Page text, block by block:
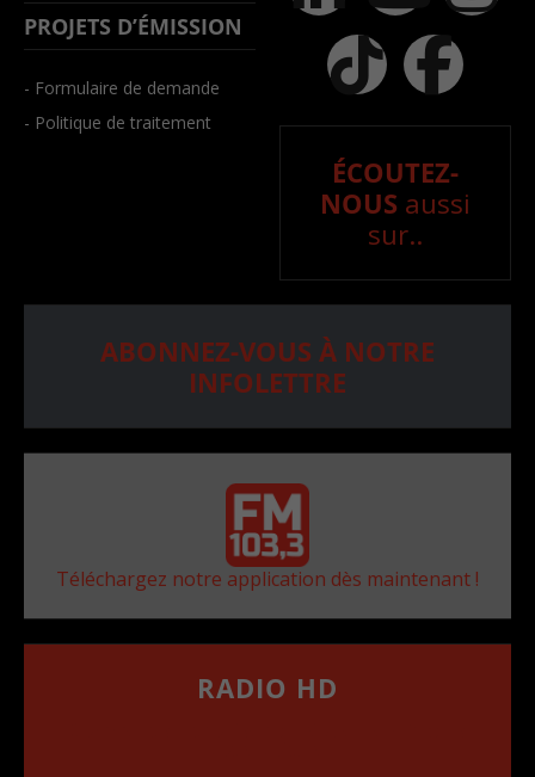
PROJETS D’ÉMISSION
- Formulaire de demande
- Politique de traitement
ÉCOUTEZ-
NOUS aussi
sur..
ABONNEZ-VOUS À NOTRE
INFOLETTRE
Téléchargez notre application dès maintenant !
RADIO HD